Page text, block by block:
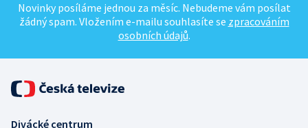
Novinky posíláme jednou za měsíc. Nebudeme vám posílat
žádný spam. Vložením e-mailu souhlasíte se zpracováním
osobních údajů.